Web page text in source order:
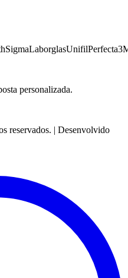
SigmaLaborglasUnifilPerfecta
personalizada.
reservados. | Desenvolvido